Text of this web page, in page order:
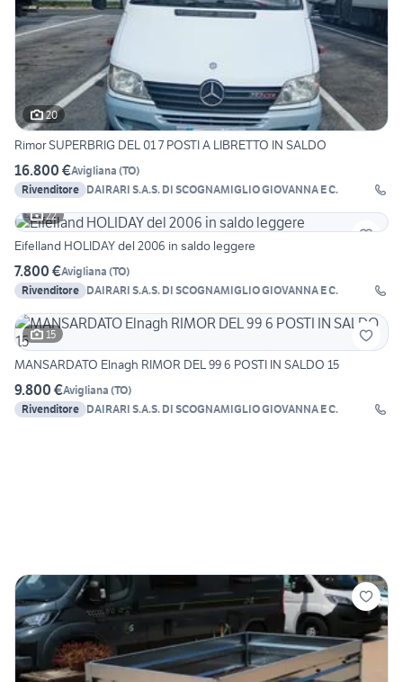
20
Rimor SUPERBRIG DEL 01 7 POSTI A LIBRETTO IN SALDO
16.800 €Avigliana (TO)
Rivenditore DAIRARI S.A.S. DI SCOGNAMIGLIO GIOVANNA E C.
22
Eifelland HOLIDAY del 2006 in saldo leggere
7.800 €Avigliana (TO)
Rivenditore DAIRARI S.A.S. DI SCOGNAMIGLIO GIOVANNA E C.
15
MANSARDATO Elnagh RIMOR DEL 99 6 POSTI IN SALDO 15
9.800 €Avigliana (TO)
Rivenditore DAIRARI S.A.S. DI SCOGNAMIGLIO GIOVANNA E C.